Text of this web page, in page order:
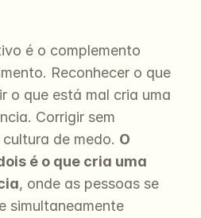
é o complemento
Reconhecer o que
o que está mal cria uma
Corrigir sem
de medo. O
é o que cria uma
, onde as pessoas se
simultaneamente